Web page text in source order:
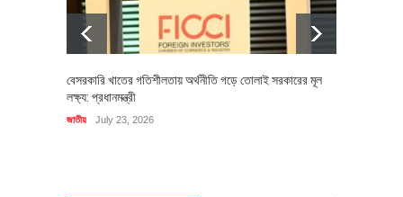
বেসরকারি খাতের গতিশীলতায় অর্থনীতি গড়ে তোলাই সরকারের মূল
লক্ষ্য: প্রধানমন্ত্রী
জাতীয় July 23, 2026